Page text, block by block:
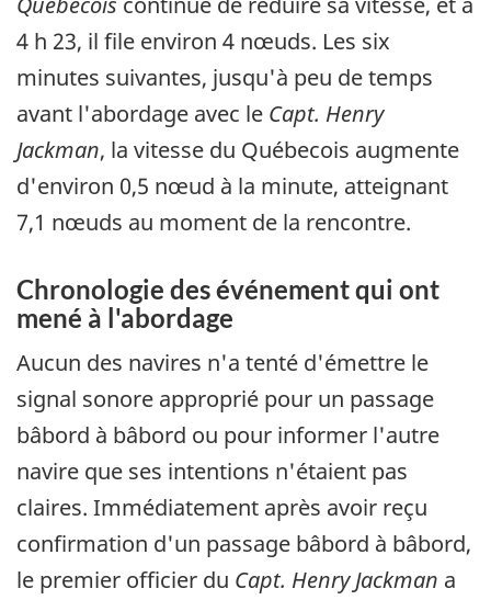
4 h 23, il file environ 4 nœuds. Les six
minutes suivantes, jusqu'à peu de temps
avant l'abordage avec le Capt. Henry
Jackman, la vitesse du Québecois augmente
d'environ 0,5 nœud à la minute, atteignant
7,1 nœuds au moment de la rencontre.
Chronologie des événement qui ont
mené à l'abordage
Aucun des navires n'a tenté d'émettre le
signal sonore approprié pour un passage
bâbord à bâbord ou pour informer l'autre
navire que ses intentions n'étaient pas
claires. Immédiatement après avoir reçu
confirmation d'un passage bâbord à bâbord,
le premier officier du Capt. Henry Jackman a